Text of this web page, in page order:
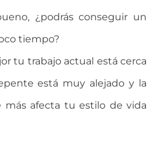
¿podrás conseguir un
tiempo?
tu trabajo actual está cerca
está muy alejado y la
más afecta tu estilo de vida